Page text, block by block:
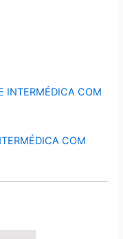
INTERMÉDICA COM
COM